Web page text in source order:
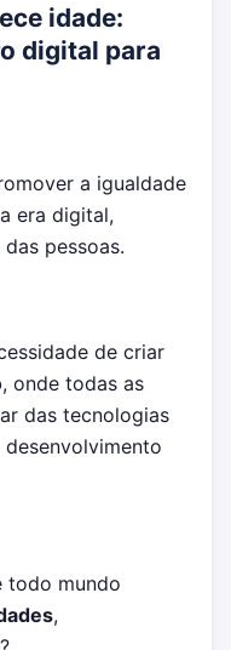
idade:
digital para
a igualdade
era digital,
pessoas.
de criar
, onde todas as
das tecnologias
todo mundo
,